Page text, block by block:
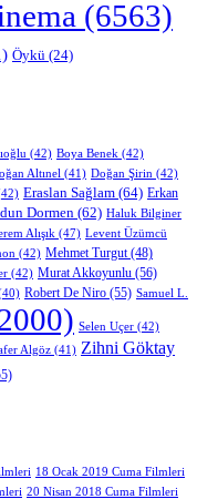
(6563)
Öykü (24)
(42) Boya Benek (42)
Altınel (41) Doğan Şirin (42)
Eraslan Sağlam (64) Erkan
Dormen (62) Haluk Bilginer
Alışık (47) Levent Üzümcü
(42) Mehmet Turgut (48)
(42) Murat Akkoyunlu (56)
Robert De Niro (55) Samuel L.
Selen Uçer (42)
Algöz (41) Zihni Göktay
18 Ocak 2019 Cuma Filmleri
20 Nisan 2018 Cuma Filmleri